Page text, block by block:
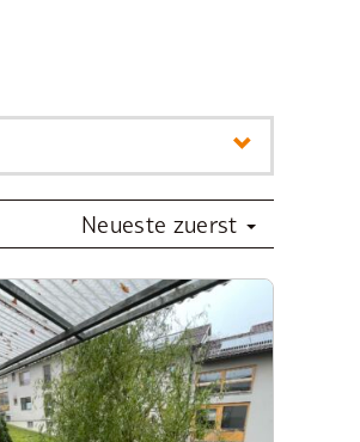
Neueste zuerst